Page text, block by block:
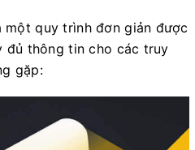
một quy trình đơn giản được
đủ thông tin cho các truy
gặp: